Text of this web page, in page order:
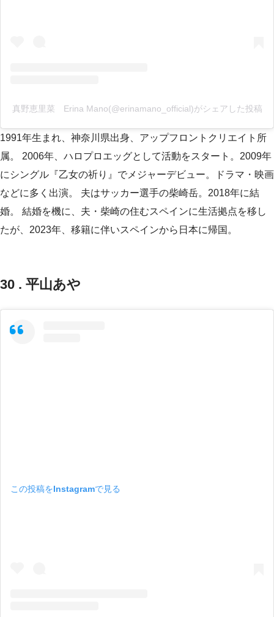
真野恵里菜 Erina Mano(@erinamano_official)がシェアした投稿
1991年生まれ、神奈川県出身、アップフロントクリエイト所
属。 2006年、ハロプロエッグとして活動をスタート。2009年
にシングル『乙女の祈り』でメジャーデビュー。ドラマ・映画
などに多く出演。 夫はサッカー選手の柴崎岳。2018年に結
婚。 結婚を機に、夫・柴崎の住むスペインに生活拠点を移し
たが、2023年、移籍に伴いスペインから日本に帰国。
30 . 平山あや
この投稿をInstagramで見る